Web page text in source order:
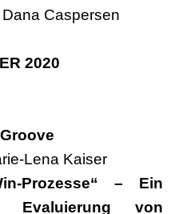
2020
Kaiser
– Ein
Evaluierung von